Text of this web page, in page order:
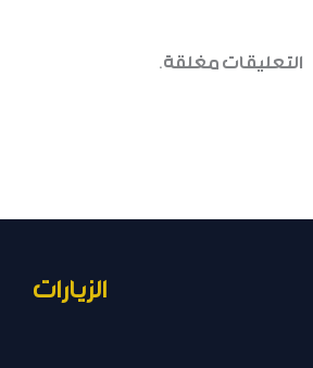
التعليقات مغلقة.
الزيارات